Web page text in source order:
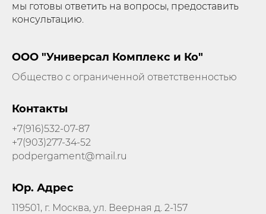
мы готовы ответить на вопросы, предоставить
консультацию.
ООО "Универсал Комплекс и Ко"
Общество с ограниченной ответственностью
Контакты
+7(916)532-07-87
+7(903)277-34-52
podpergament@mail.ru
Юр. Адрес
119501, г. Москва, ул. Веерная д. 2-157